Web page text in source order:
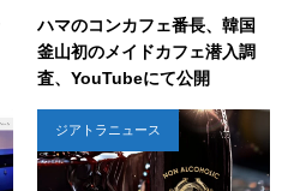
ハマのコンカフェ番長、韓国
釜山初のメイドカフェ潜入調
査、YouTubeにて公開
ジアトラニュース